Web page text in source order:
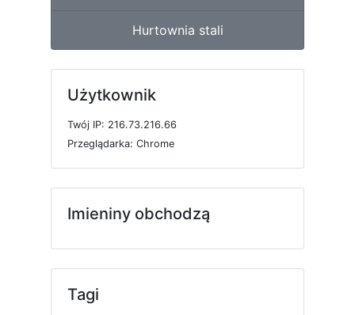
Hurtownia stali
Użytkownik
Twój IP: 216.73.216.66
Przeglądarka: Chrome
Imieniny obchodzą
Tagi